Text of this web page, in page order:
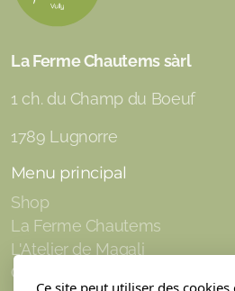
La Ferme Chautems sàrl
1 ch. du Champ du Boeuf
1789 Lugnorre
Menu principal
Shop
La Ferme Chautems
L'Atelier de Magali
Contact/Commande
Ce site peut utiliser des cookies